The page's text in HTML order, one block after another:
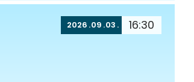
2026 09 03 16:30